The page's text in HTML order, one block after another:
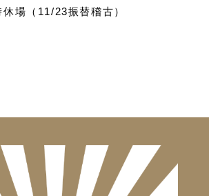
場（11/23振替稽古）